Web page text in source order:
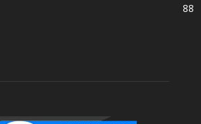
88